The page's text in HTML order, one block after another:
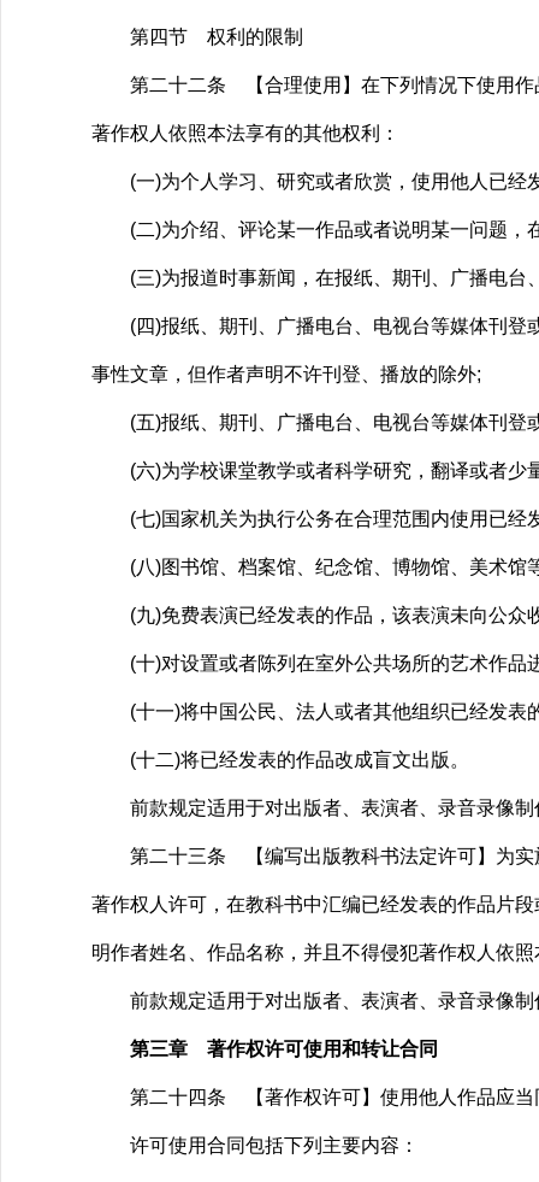
第四节 权利的限制
第二十二条 【合理使用】在下列情况下使用作
著作权人依照本法享有的其他权利：
(一)为个人学习、研究或者欣赏，使用他人已经
(二)为介绍、评论某一作品或者说明某一问题，
(三)为报道时事新闻，在报纸、期刊、广播电台
(四)报纸、期刊、广播电台、电视台等媒体刊登
事性文章，但作者声明不许刊登、播放的除外;
(五)报纸、期刊、广播电台、电视台等媒体刊登
(六)为学校课堂教学或者科学研究，翻译或者少
(七)国家机关为执行公务在合理范围内使用已经
(八)图书馆、档案馆、纪念馆、博物馆、美术馆
(九)免费表演已经发表的作品，该表演未向公众
(十)对设置或者陈列在室外公共场所的艺术作品
(十一)将中国公民、法人或者其他组织已经发表
(十二)将已经发表的作品改成盲文出版。
前款规定适用于对出版者、表演者、录音录像制
第二十三条 【编写出版教科书法定许可】为实
著作权人许可，在教科书中汇编已经发表的作品片
明作者姓名、作品名称，并且不得侵犯著作权人依
前款规定适用于对出版者、表演者、录音录像制
第三章 著作权许可使用和转让合同
第二十四条 【著作权许可】使用他人作品应当
许可使用合同包括下列主要内容：